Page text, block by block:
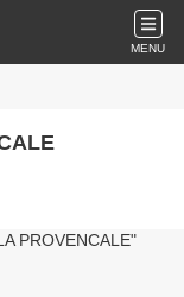
MENU